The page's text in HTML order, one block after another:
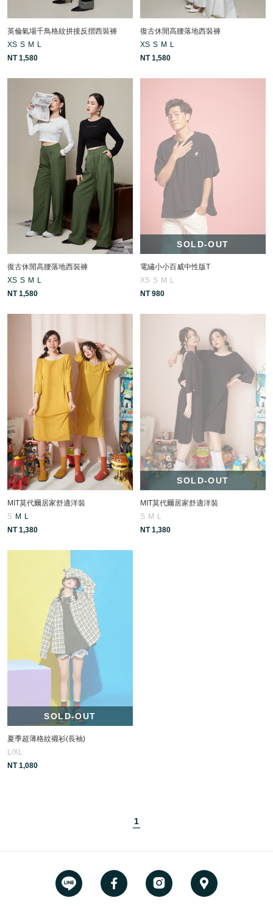
英倫氣場千鳥格紋拼接反摺西裝褲
XS S M
L
NT 1,580
復古休閒高腰落地西裝褲
XS S M
L
NT 1,580
復古休閒高腰落地西裝褲
XS S M
L
NT 1,580
SOLD-OUT
電繡小小百威中性版T
XS S M
L
NT 980
MIT莫代爾居家舒適洋裝
S M L
NT 1,380
SOLD-OUT
MIT莫代爾居家舒適洋裝
S M L
NT 1,380
SOLD-OUT
夏季超薄格紋襯衫(長袖)
L/XL
NT 1,080
1